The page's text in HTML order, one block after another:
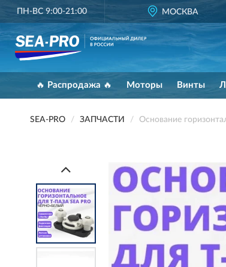
ПН-ВС 9:00-21:00 МОСКВА
🔥 Распродажа 🔥 Моторы Винты
SEA-PRO ЗАПЧАСТИ Основание